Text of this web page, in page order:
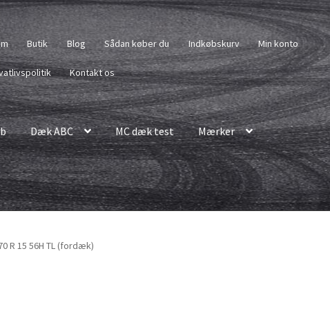
Butik Blog Sådan køber du Indkøbskurv Min konto
Kontakt os
Dæk ABC MC dæk test Mærker
R 15 56H TL (fordæk)